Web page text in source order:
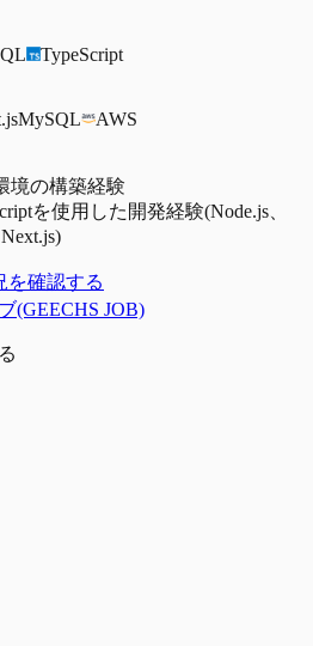
TypeScript
MySQL AWS
境の構築経験
を使用した開発経験(Node.js、
を確認する
(GEECHS JOB)